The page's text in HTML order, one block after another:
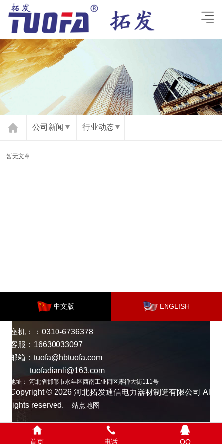
公司新闻 行业动态
暂无文章.
中文版 ENGLISH
座机：：0310-6736378
客服：16630033097
邮箱：tuofa@hbtuofa.com
tuofadianli@163.com
地址： 河北省邯郸市永年区西南工业园区露禅大街111号
Copyright © 2026 河北拓发通信电力器材制造有限公司 All
rights reserved.
站点地图
首页 电话 QQ